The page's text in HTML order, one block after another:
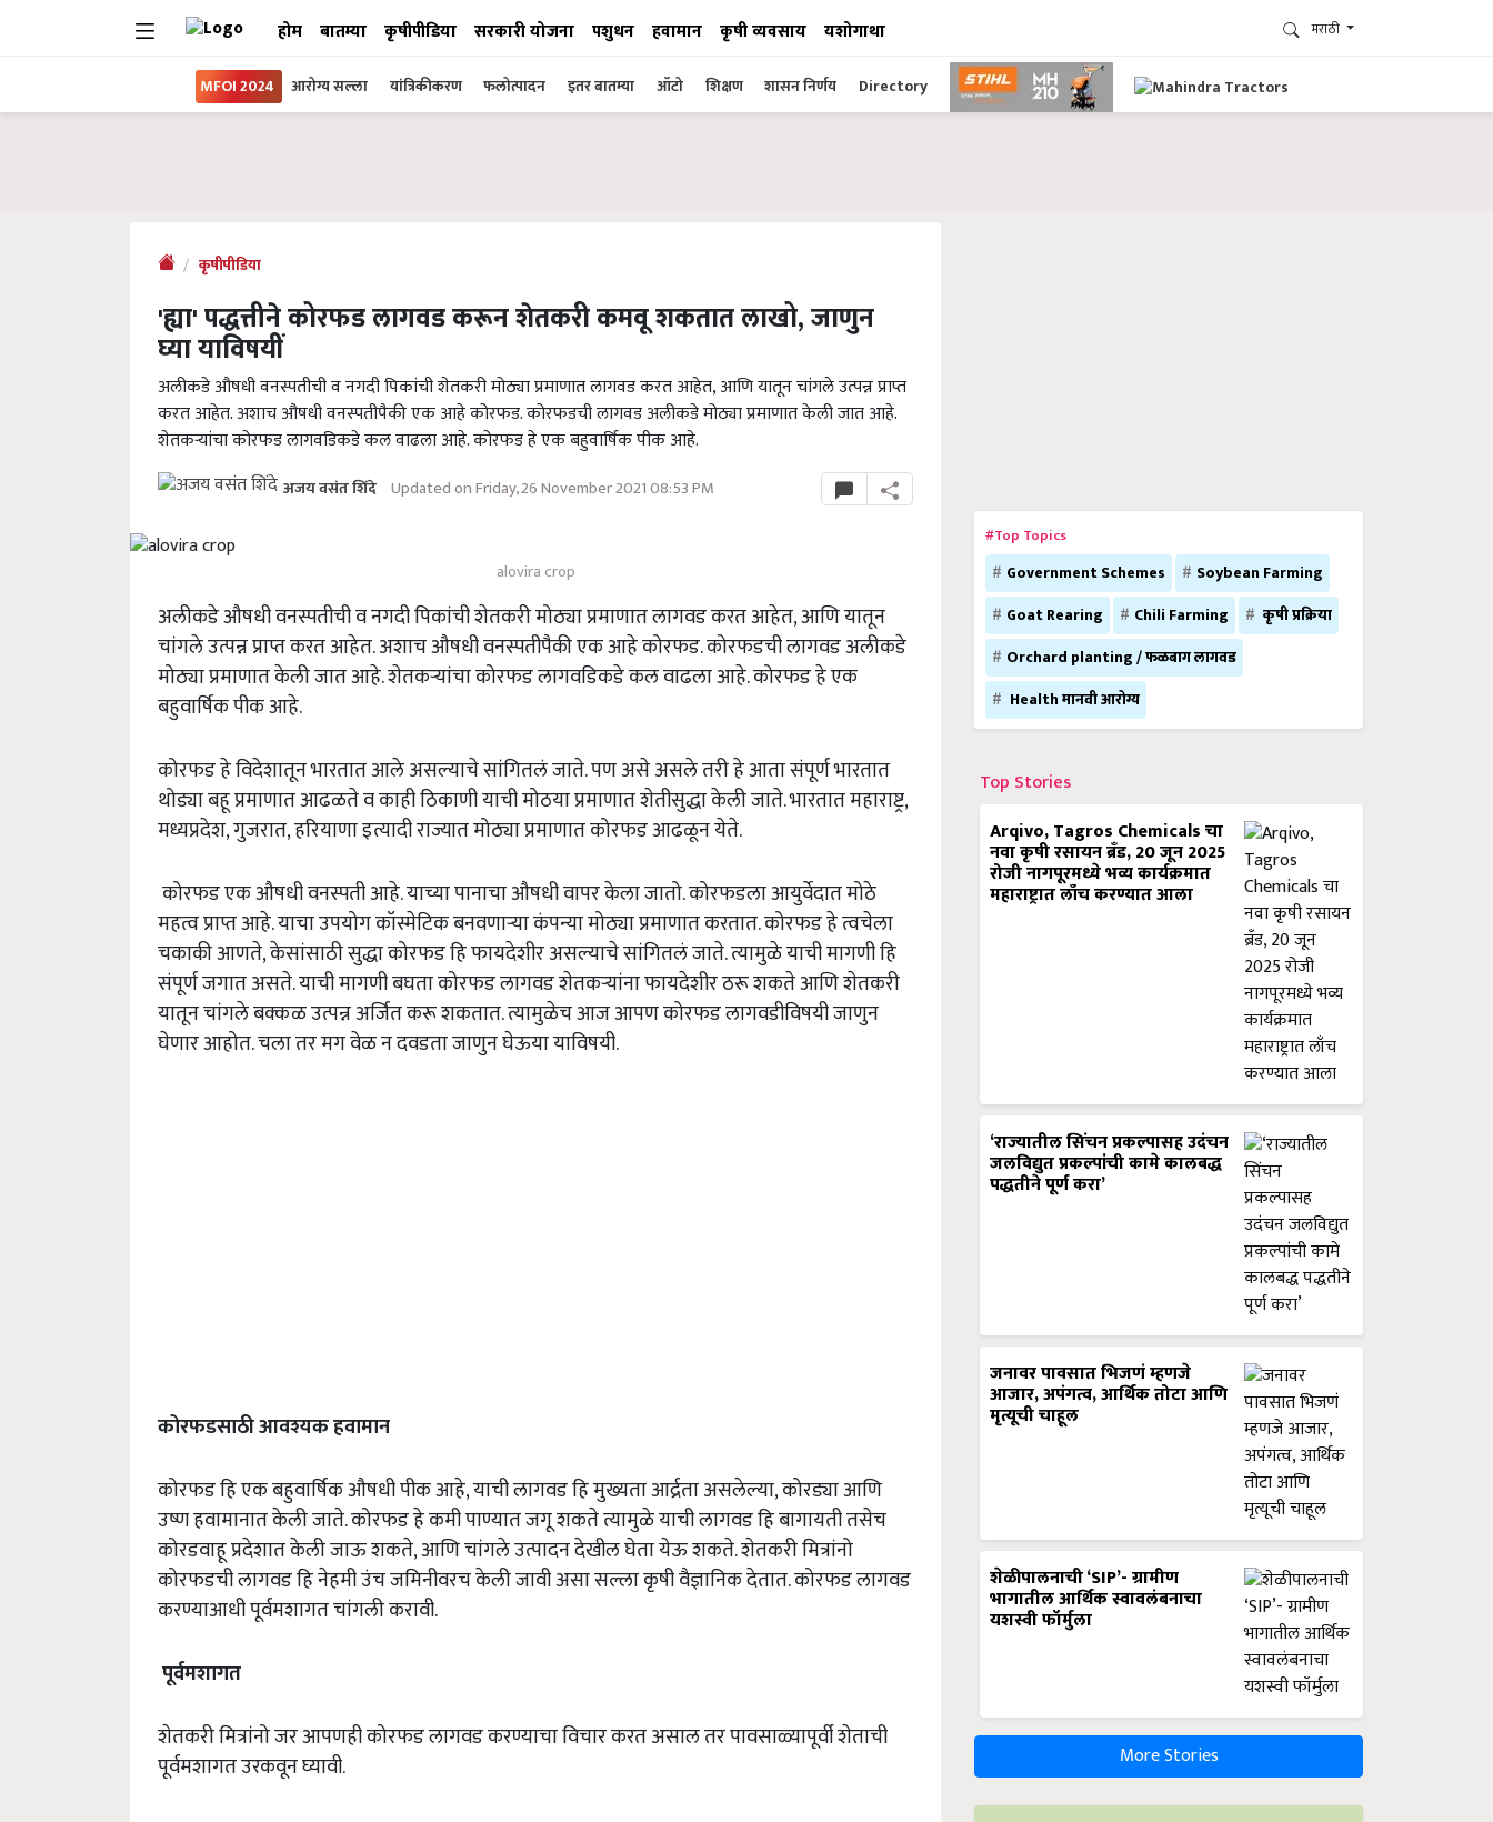
होम बातम्या कृषीपीडिया सरकारी योजना पशुधन हवामान कृषी व्यवसाय यशोगाथा मराठी
MFOI 2024 आरोग्य सल्ला यांत्रिकीकरण फलोत्पादन इतर बातम्या ऑटो शिक्षण शासन निर्णय Directory
कृषीपीडिया
'ह्या' पद्धत्तीने कोरफड लागवड करून शेतकरी कमवू शकतात लाखो, जाणुन
घ्या याविषयीं
अलीकडे औषधी वनस्पतीची व नगदी पिकांची शेतकरी मोठ्या प्रमाणात लागवड करत आहेत, आणि यातून चांगले उत्पन्न प्राप्त
करत आहेत. अशाच औषधी वनस्पतीपैकी एक आहे कोरफड. कोरफडची लागवड अलीकडे मोठ्या प्रमाणात केली जात आहे.
शेतकऱ्यांचा कोरफड लागवडिकडे कल वाढला आहे. कोरफड हे एक बहुवार्षिक पीक आहे.
अजय वसंत शिंदे Updated on Friday, 26 November 2021 08:53 PM
alovira crop
अलीकडे औषधी वनस्पतीची व नगदी पिकांची शेतकरी मोठ्या प्रमाणात लागवड करत आहेत, आणि यातून
चांगले उत्पन्न प्राप्त करत आहेत. अशाच औषधी वनस्पतीपैकी एक आहे कोरफड. कोरफडची लागवड अलीकडे
मोठ्या प्रमाणात केली जात आहे. शेतकऱ्यांचा कोरफड लागवडिकडे कल वाढला आहे. कोरफड हे एक
बहुवार्षिक पीक आहे.
कोरफड हे विदेशातून भारतात आले असल्याचे सांगितलं जाते. पण असे असले तरी हे आता संपूर्ण भारतात
थोड्या बहू प्रमाणात आढळते व काही ठिकाणी याची मोठया प्रमाणात शेतीसुद्धा केली जाते. भारतात महाराष्ट्र,
मध्यप्रदेश, गुजरात, हरियाणा इत्यादी राज्यात मोठ्या प्रमाणात कोरफड आढळून येते.
कोरफड एक औषधी वनस्पती आहे. याच्या पानाचा औषधी वापर केला जातो. कोरफडला आयुर्वेदात मोठे
महत्व प्राप्त आहे. याचा उपयोग कॉस्मेटिक बनवणाऱ्या कंपन्या मोठ्या प्रमाणात करतात. कोरफड हे त्वचेला
चकाकी आणते, केसांसाठी सुद्धा कोरफड हि फायदेशीर असल्याचे सांगितलं जाते. त्यामुळे याची मागणी हि
संपूर्ण जगात असते. याची मागणी बघता कोरफड लागवड शेतकऱ्यांना फायदेशीर ठरू शकते आणि शेतकरी
यातून चांगले बक्कळ उत्पन्न अर्जित करू शकतात. त्यामुळेच आज आपण कोरफड लागवडीविषयी जाणुन
घेणार आहोत. चला तर मग वेळ न दवडता जाणुन घेऊया याविषयी.
कोरफडसाठीआवश्यकहवामान
कोरफड हि एक बहुवार्षिक औषधी पीक आहे, याची लागवड हि मुख्यता आर्द्रता असलेल्या, कोरड्या आणि
उष्ण हवामानात केली जाते. कोरफड हे कमी पाण्यात जगू शकते त्यामुळे याची लागवड हि बागायती तसेच
कोरडवाहू प्रदेशात केली जाऊ शकते, आणि चांगले उत्पादन देखील घेता येऊ शकते. शेतकरी मित्रांनो
कोरफडची लागवड हि नेहमी उंच जमिनीवरच केली जावी असा सल्ला कृषी वैज्ञानिक देतात. कोरफड लागवड
करण्याआधी पूर्वमशागत चांगली करावी.
पूर्वमशागत
शेतकरी मित्रांनो जर आपणही कोरफड लागवड करण्याचा विचार करत असाल तर पावसाळ्यापूर्वी शेताची
पूर्वमशागत उरकवून घ्यावी.
#Top Topics
Government Schemes
Soybean Farming
Goat Rearing
Chili Farming
कृषी प्रक्रिया
Orchard planting / फळबाग लागवड
Health मानवी आरोग्य
Top Stories
Arqivo, Tagros Chemicals चा
नवा कृषी रसायन ब्रँड, 20 जून 2025
रोजी नागपूरमध्ये भव्य कार्यक्रमात
महाराष्ट्रात लाँच करण्यात आला
‘राज्यातील सिंचन प्रकल्पासह उदंचन
जलविद्युत प्रकल्पांची कामे कालबद्ध
पद्धतीने पूर्ण करा’
जनावर पावसात भिजणं म्हणजे
आजार, अपंगत्व, आर्थिक तोटा आणि
मृत्यूची चाहूल
शेळीपालनाची ‘SIP’- ग्रामीण
भागातील आर्थिक स्वावलंबनाचा
यशस्वी फॉर्मुला
More Stories